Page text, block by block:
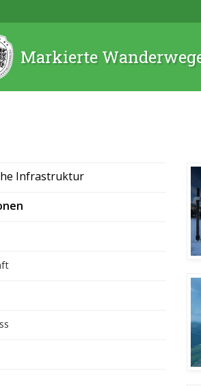
Markierte
Infrastruktur